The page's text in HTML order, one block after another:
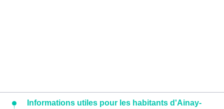
Informations utiles pour les habitants d'Ainay-